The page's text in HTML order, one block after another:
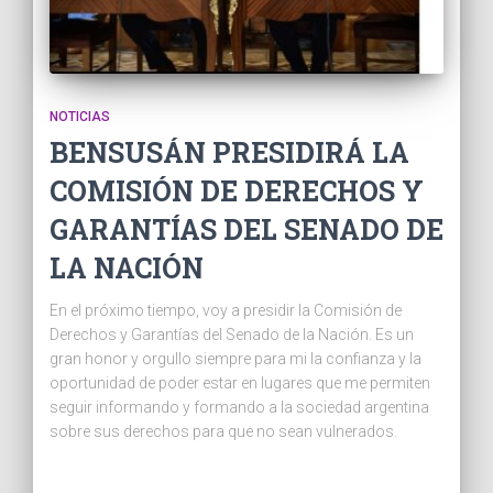
NOTICIAS
BENSUSÁN PRESIDIRÁ LA
COMISIÓN DE DERECHOS Y
GARANTÍAS DEL SENADO DE
LA NACIÓN
En el próximo tiempo, voy a presidir la Comisión de
Derechos y Garantías del Senado de la Nación. Es un
gran honor y orgullo siempre para mi la confianza y la
oportunidad de poder estar en lugares que me permiten
seguir informando y formando a la sociedad argentina
sobre sus derechos para que no sean vulnerados.